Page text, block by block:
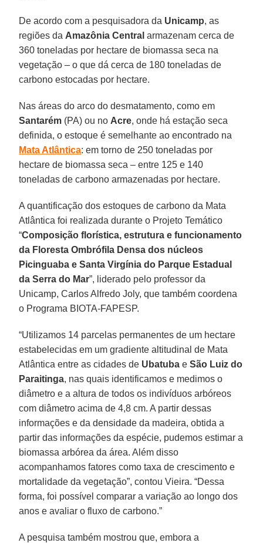
De acordo com a pesquisadora da Unicamp, as
regiões da Amazônia Central armazenam cerca de
360 toneladas por hectare de biomassa seca na
vegetação – o que dá cerca de 180 toneladas de
carbono estocadas por hectare.
Nas áreas do arco do desmatamento, como em
Santarém (PA) ou no Acre, onde há estação seca
definida, o estoque é semelhante ao encontrado na
Mata Atlântica: em torno de 250 toneladas por
hectare de biomassa seca – entre 125 e 140
toneladas de carbono armazenadas por hectare.
A quantificação dos estoques de carbono da Mata
Atlântica foi realizada durante o Projeto Temático
“Composição florística, estrutura e funcionamento
da Floresta Ombrófila Densa dos núcleos
Picinguaba e Santa Virgínia do Parque Estadual
da Serra do Mar”, liderado pelo professor da
Unicamp, Carlos Alfredo Joly, que também coordena
o Programa BIOTA-FAPESP.
“Utilizamos 14 parcelas permanentes de um hectare
estabelecidas em um gradiente altitudinal de Mata
Atlântica entre as cidades de Ubatuba eSão Luiz do
Paraitinga, nas quais identificamos e medimos o
diâmetro e a altura de todos os indivíduos arbóreos
com diâmetro acima de 4,8 cm. A partir dessas
informações e da densidade da madeira, obtida a
partir das informações da espécie, pudemos estimar a
biomassa arbórea da área. Além disso
acompanhamos fatores como taxa de crescimento e
mortalidade da vegetação”, contou Vieira. “Dessa
forma, foi possível comparar a variação ao longo dos
anos e avaliar o fluxo de carbono.”
A pesquisa também mostrou que, embora a